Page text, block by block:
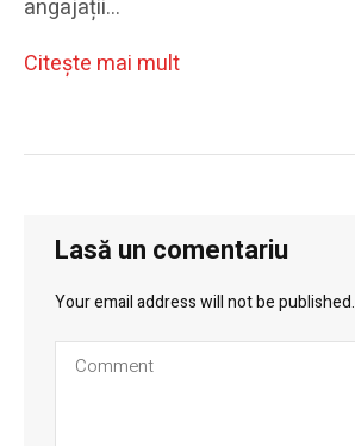
angajații…
Citeşte mai mult
Lasă un comentariu
Your email address will not be published.